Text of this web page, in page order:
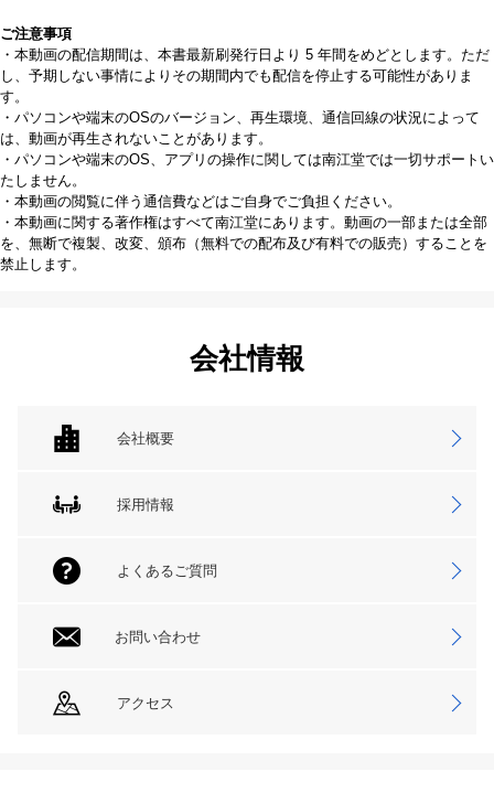
ご注意事項
・本動画の配信期間は、本書最新刷発行日より 5 年間をめどとします。ただ
し、予期しない事情によりその期間内でも配信を停止する可能性がありま
す。
・パソコンや端末のOSのバージョン、再生環境、通信回線の状況によって
は、動画が再生されないことがあります。
・パソコンや端末のOS、アプリの操作に関しては南江堂では一切サポートい
たしません。
・本動画の閲覧に伴う通信費などはご自身でご負担ください。
・本動画に関する著作権はすべて南江堂にあります。動画の一部または全部
を、無断で複製、改変、頒布（無料での配布及び有料での販売）することを
禁止します。
会社情報
会社概要
採用情報
よくあるご質問
お問い合わせ
アクセス